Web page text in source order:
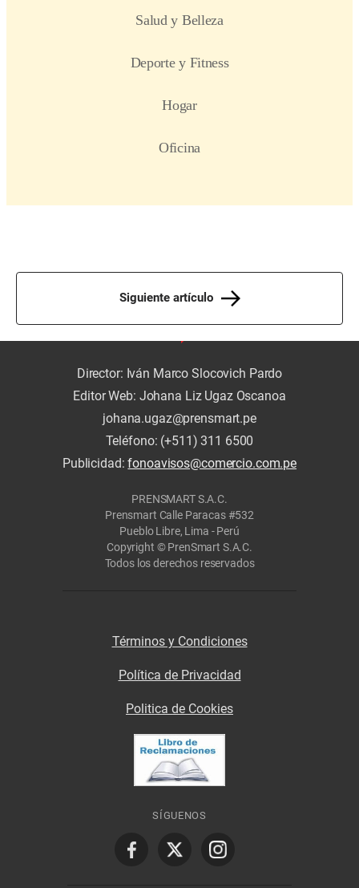
Siguiente artículo
Director: Iván Marco Slocovich Pardo
Editor Web: Johana Liz Ugaz Oscanoa
johana.ugaz@prensmart.pe
Teléfono: (+511) 311 6500
Publicidad:fonoavisos@comercio.com.pe
PRENSMART S.A.C.
Prensmart Calle Paracas #532
Pueblo Libre, Lima - Perú
Copyright © PrenSmart S.A.C.
Todos los derechos reservados
Términos y Condiciones
Política de Privacidad
Politica de Cookies
SÍGUENOS